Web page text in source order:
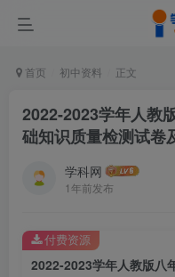
首页 初中资料 正文
2022-2023学年人教
础知识质量检测试卷
学科网
1年前发布
付费资源